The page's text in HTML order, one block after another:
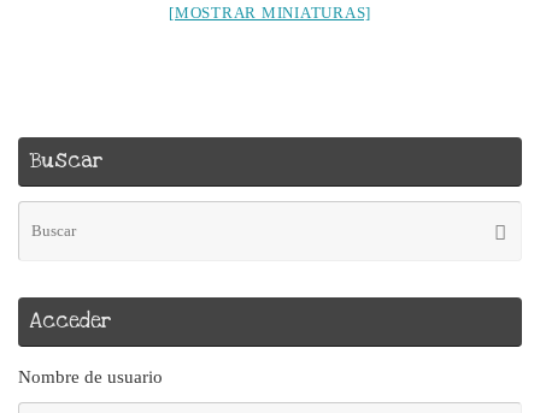
[MOSTRAR MINIATURAS]
Buscar
Acceder
Nombre de usuario